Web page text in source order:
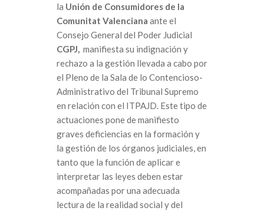
la Unión de Consumidores de la
Comunitat Valenciana ante el
Consejo General del Poder Judicial
CGPJ, manifiesta su indignación y
rechazo a la gestión llevada a cabo por
el Pleno de la Sala de lo Contencioso-
Administrativo del Tribunal Supremo
en relación con el ITPAJD. Este tipo de
actuaciones pone de manifiesto
graves deficiencias en la formación y
la gestión de los órganos judiciales, en
tanto que la función de aplicar e
interpretar las leyes deben estar
acompañadas por una adecuada
lectura de la realidad social y del